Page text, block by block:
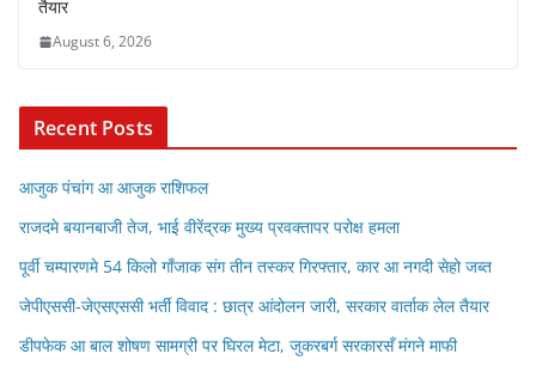
तैयार
August 6, 2026
Recent Posts
आजुक पंचांग आ आजुक राशिफल
राजदमे बयानबाजी तेज, भाई वीरेंद्रक मुख्य प्रवक्तापर परोक्ष हमला
पूर्वी चम्पारणमे 54 किलो गाँजाक संग तीन तस्कर गिरफ्तार, कार आ नगदी सेहो जब्त
जेपीएससी-जेएसएससी भर्ती विवाद : छात्र आंदोलन जारी, सरकार वार्ताक लेल तैयार
डीपफेक आ बाल शोषण सामग्री पर घिरल मेटा, जुकरबर्ग सरकारसँ मंगने माफी